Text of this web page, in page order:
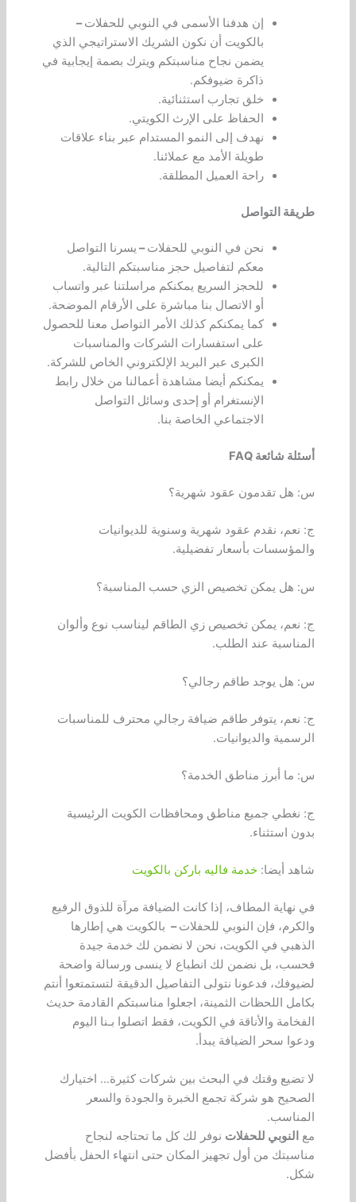
إن هدفنا الأسمى في النوبي للحفلات–
بالكويت أن نكون الشريك الاستراتيجي الذي
يضمن نجاح مناسبتكم ويترك بصمة إيجابية في
ذاكرة ضيوفكم.
خلق تجارب استثنائية.
الحفاظ على الإرث الكويتي.
نهدف إلى النمو المستدام عبر بناء علاقات
طويلة الأمد مع عملائنا.
راحة العميل المطلقة.
طريقة التواصل
نحن في النوبي للحفلات– يسرنا التواصل
معكم لتفاصيل حجز مناسبتكم التالية.
للحجز السريع يمكنكم مراسلتنا عبر واتساب
أو الاتصال بنا مباشرة على الأرقام الموضحة.
كما يمكنكم كذلك الأمر التواصل معنا للحصول
على استفسارات الشركات والمناسبات
الكبرى عبر البريد الإلكتروني الخاص للشركة.
يمكنكم أيضا مشاهدة أعمالنا من خلال رابط
الإنستغرام أو إحدى وسائل التواصل
الاجتماعي الخاصة بنا.
أسئلة شائعة FAQ
س: هل تقدمون عقود شهرية؟
ج: نعم، نقدم عقود شهرية وسنوية للديوانيات
والمؤسسات بأسعار تفضيلية.
س: هل يمكن تخصيص الزي حسب المناسبة؟
ج: نعم، يمكن تخصيص زي الطاقم ليناسب نوع وألوان
المناسبة عند الطلب.
س: هل يوجد طاقم رجالي؟
ج: نعم، يتوفر طاقم ضيافة رجالي محترف للمناسبات
الرسمية والديوانيات.
س: ما أبرز مناطق الخدمة؟
ج: نغطي جميع مناطق ومحافظات الكويت الرئيسية
بدون استثناء.
شاهد أيضا:خدمة فاليه باركن بالكويت
في نهاية المطاف، إذا كانت الضيافة مرآة للذوق الرفيع
والكرم، فإن النوبي للحفلات– بالكويت هي إطارها
الذهبي في الكويت، نحن لا نضمن لك خدمة جيدة
فحسب، بل نضمن لك انطباع لا ينسى ورسالة واضحة
لضيوفك، فدعونا نتولى التفاصيل الدقيقة لتستمتعوا أنتم
بكامل اللحظات الثمينة، اجعلوا مناسبتكم القادمة حديث
الفخامة والأناقة في الكويت، فقط اتصلوا بـنا اليوم
ودعوا سحر الضيافة يبدأ.
لا تضيع وقتك في البحث بين شركات كثيرة… اختيارك
الصحيح هو شركة تجمع الخبرة والجودة والسعر
المناسب.
مع النوبي للحفلات نوفر لك كل ما تحتاجه لنجاح
مناسبتك من أول تجهيز المكان حتى انتهاء الحفل بأفضل
شكل.